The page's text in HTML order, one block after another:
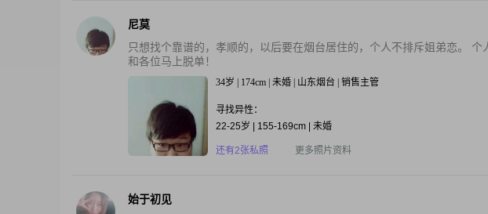
尼莫
只想找个靠谱的，孝顺的，以后要在烟台居住的，个人不排斥姐弟恋。
和各位马上脱单！
34岁 | 174cm | 未婚 | 山东烟台 | 销售主管
寻找异性：
22-25岁 | 155-169cm | 未婚
还有2张私照 更多照片资料
始于初见